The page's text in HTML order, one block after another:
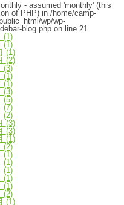
- assumed 'monthly' (this
of PHP) in /home/camp-
wp/wp-
blog.phpon line 21
(1)
(1)
(1)
(2)
(3)
(1)
(1)
(3)
(5)
(7)
(2)
(3)
(3)
(1)
(2)
(1)
(1)
(1)
(1)
(1)
(2)
(1)